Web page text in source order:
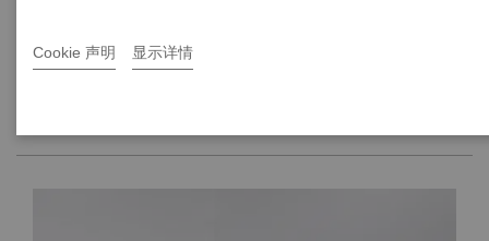
Cookie 声明 显示详情